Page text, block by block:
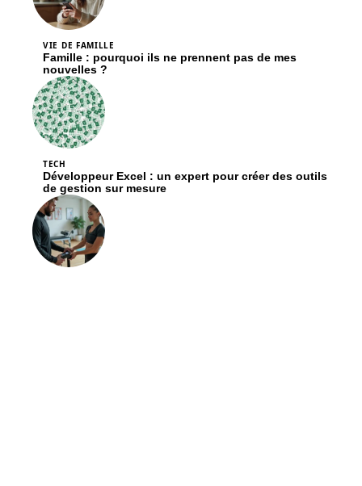
VIE DE FAMILLE
Famille : pourquoi ils ne prennent pas de mes
nouvelles ?
TECH
Développeur Excel : un expert pour créer des outils
de gestion sur mesure